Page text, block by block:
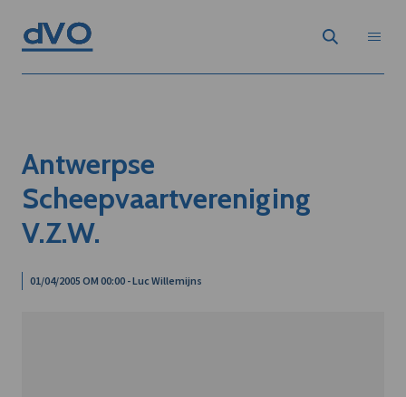
Antwerpse
Scheepvaartvereniging
V.Z.W.
01/04/2005 OM 00:00 - Luc Willemijns